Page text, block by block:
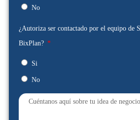
No
¿Autoriza ser contactado por el equipo de
BixPlan?
Si
No